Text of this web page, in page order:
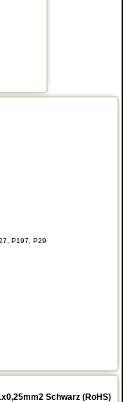
P197, P29
Schwarz (RoHS)